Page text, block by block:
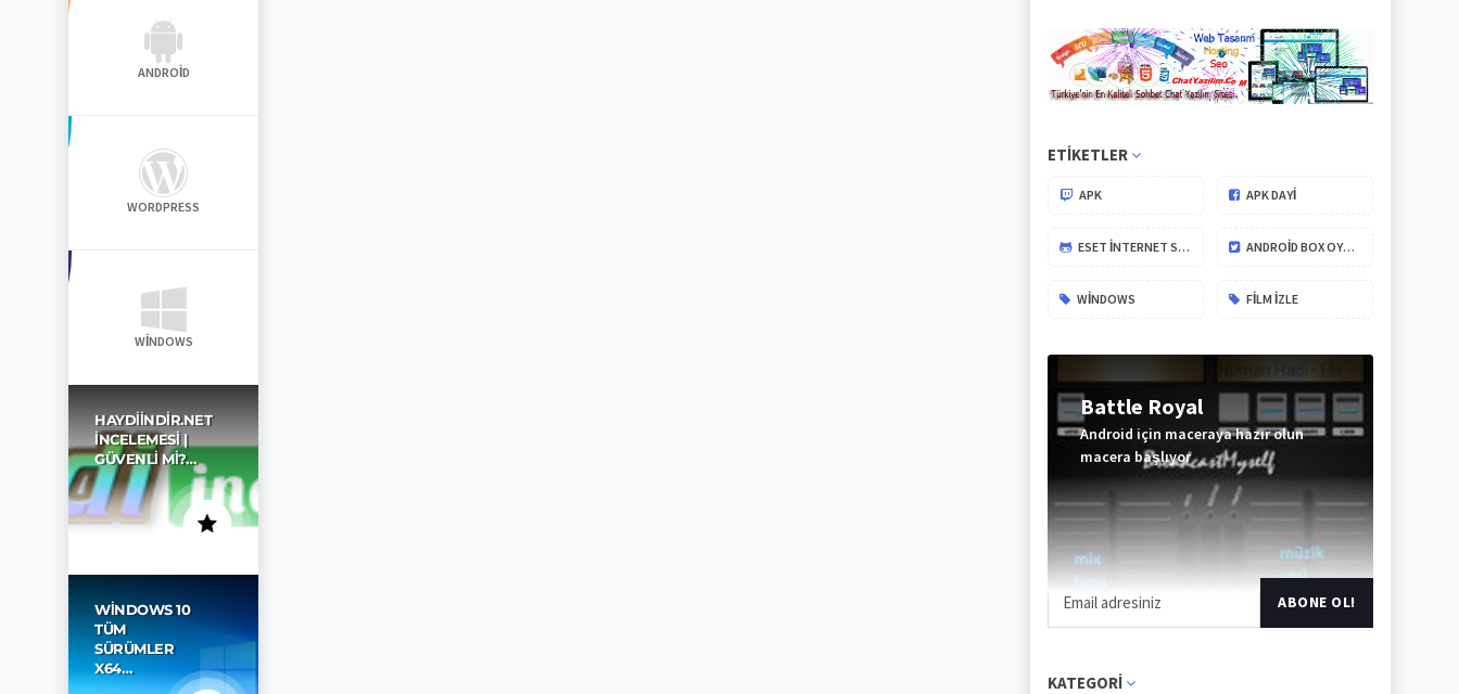
ANDROID
WORDPRESS
WINDOWS
HAYDIINDIR.NET
İNCELEMESI |
GÜVENLI MI?…
WINDOWS 10
TÜM
SÜRÜMLER
X64…
ETIKETLER
APK APK DAYİ
ESET İNTERNET SECURITY ANDROID BOX OYUNLARI
WINDOWS FILM IZLE
Battle Royal
Android için maceraya hazır olun
macera başlıyor
ABONEOL
KATEGORI